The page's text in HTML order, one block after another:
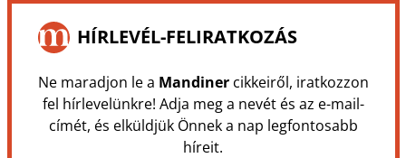
HÍRLEVÉL-FELIRATKOZÁS
Ne maradjon le a Mandinercikkeiről, iratkozzon
fel hírlevelünkre! Adja meg a nevét és az e-mail-
címét, és elküldjük Önnek a nap legfontosabb
híreit.